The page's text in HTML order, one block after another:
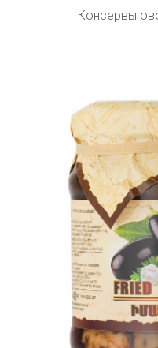
Консервы